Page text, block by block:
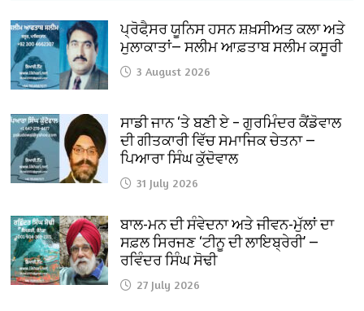
ਪ੍ਰੋਫੈ਼ਸਰ ਯੂਨਿਸ ਹਸਨ ਸ਼ਖ਼ਸੀਅਤ ਕਲਾ ਅਤੇ
ਮੁਲਾਕਾਤਾਂ— ਸਲੀਮ ਆਫ਼ਤਾਬ ਸਲੀਮ ਕਸੂਰੀ
3 August 2026
ਸਾਡੀ ਜਾਨ ‘ਤੇ ਬਣੀ ਏ – ਗੁਰਮਿੰਦਰ ਕੈਂਡੋਵਾਲ
ਦੀ ਗੀਤਕਾਰੀ ਵਿੱਚ ਸਮਾਜਿਕ ਚੇਤਨਾ —
ਪਿਆਰਾ ਸਿੰਘ ਕੁੱਦੋਵਾਲ
31 July 2026
ਬਾਲ-ਮਨ ਦੀ ਸੰਵੇਦਨਾ ਅਤੇ ਜੀਵਨ-ਮੁੱਲਾਂ ਦਾ
ਸਫ਼ਲ ਸਿਰਜਣ ‘ਟੀਨੂ ਦੀ ਲਾਇਬ੍ਰੇਰੀ’ —
ਰਵਿੰਦਰ ਸਿੰਘ ਸੋਢੀ
27 July 2026